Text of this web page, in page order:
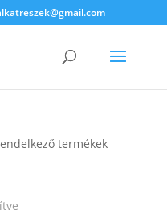
termékek
Sorted